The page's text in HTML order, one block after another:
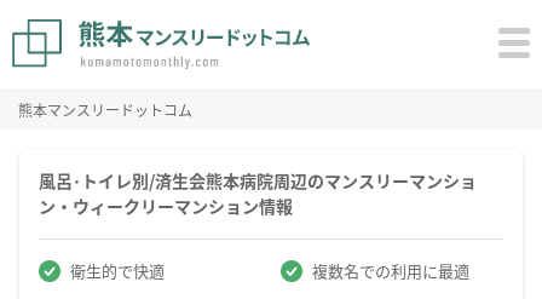
熊本マンスリードットコム
風呂･トイレ別/済生会熊本病院周辺のマンスリーマンショ
ン・ウィークリーマンション情報
衛生的で快適 複数名での利用に最適